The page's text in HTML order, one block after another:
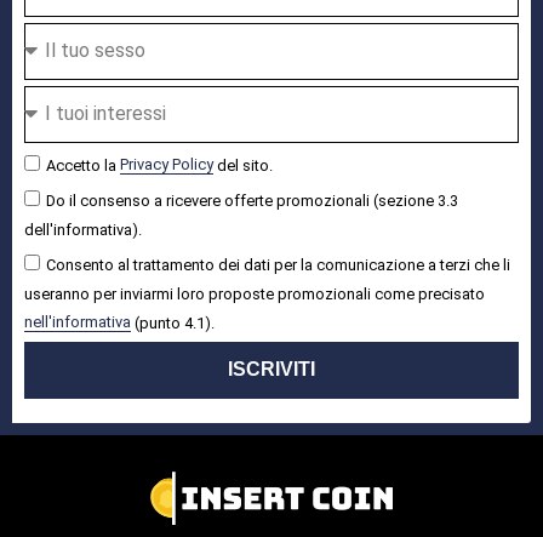
Accetto la Privacy Policydel sito.
Do il consenso a ricevere offerte promozionali (sezione 3.3
dell'informativa).
Consento al trattamento dei dati per la comunicazione a terzi che li
useranno per inviarmi loro proposte promozionali come precisato
nell'informativa (punto 4.1).
ISCRIVITI